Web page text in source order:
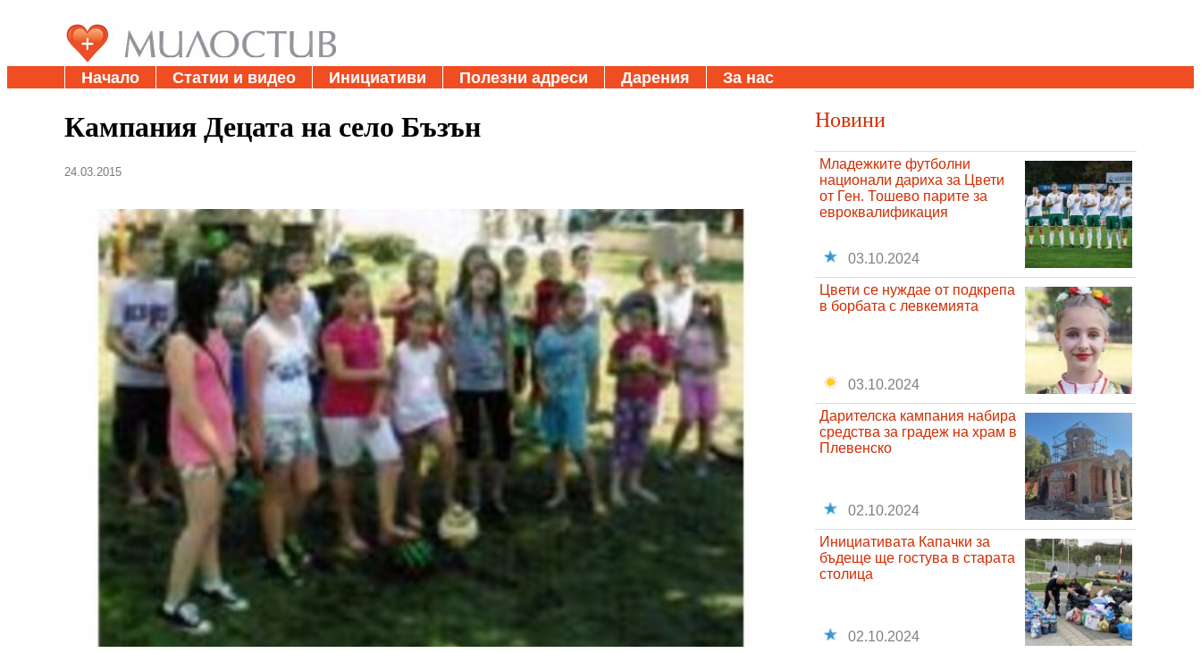
Начало Статии и видео Инициативи Полезни адреси Дарения За нас
Кампания Децата на село Бъзън
24.03.2015
Новини
Младежките футболни
национали дариха за Цвети
от Ген. Тошево парите за
евроквалификация
03.10.2024
Цвети се нуждае от подкрепа
в борбата с левкемията
03.10.2024
Дарителска кампания набира
средства за градеж на храм в
Плевенско
02.10.2024
Инициативата Капачки за
бъдеще ще гостува в старата
столица
02.10.2024